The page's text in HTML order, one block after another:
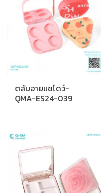
ตลับอายแชโดว์-
QMA-ES24-039